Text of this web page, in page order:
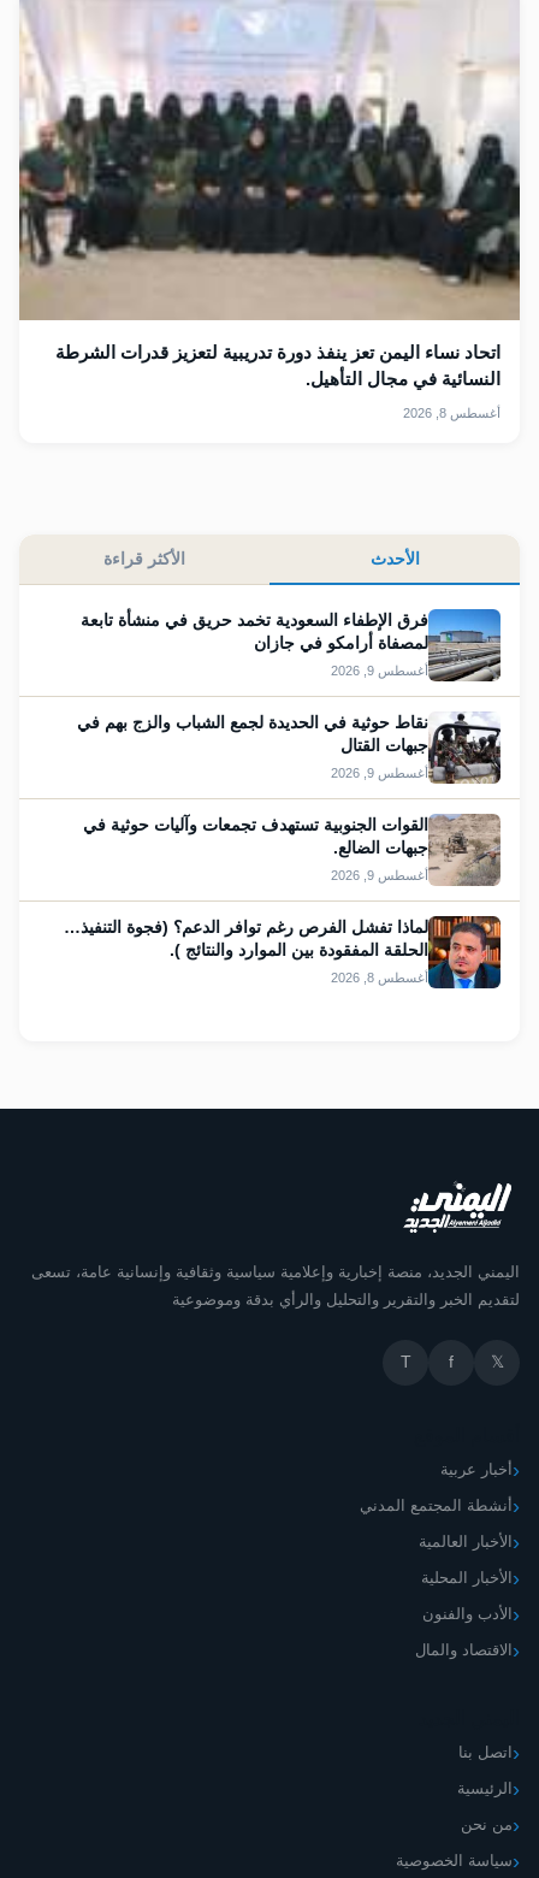
اتحاد نساء اليمن تعز ينفذ دورة تدريبية لتعزيز قدرات الشرطة
النسائية في مجال التأهيل.
أغسطس 8, 2026
الأحدث الأكثر قراءة
فرق الإطفاء السعودية تخمد حريق في منشأة تابعة
لمصفاة أرامكو في جازان
أغسطس 9, 2026
نقاط حوثية في الحديدة لجمع الشباب والزج بهم في
جبهات القتال
أغسطس 9, 2026
القوات الجنوبية تستهدف تجمعات وآليات حوثية في
جبهات الضالع.
أغسطس 9, 2026
لماذا تفشل الفرص رغم توافر الدعم؟ (فجوة التنفيذ…
الحلقة المفقودة بين الموارد والنتائج ).
أغسطس 8, 2026
اليمني الجديد، منصة إخبارية وإعلامية سياسية وثقافية وإنسانية عامة، تسعى
لتقديم الخبر والتقرير والتحليل والرأي بدقة وموضوعية
𝕏
f
T
أخبار عربية
أنشطة المجتمع المدني
الأخبار العالمية
الأخبار المحلية
الأدب والفنون
الاقتصاد والمال
اتصل بنا
الرئيسية
من نحن
سياسة الخصوصية